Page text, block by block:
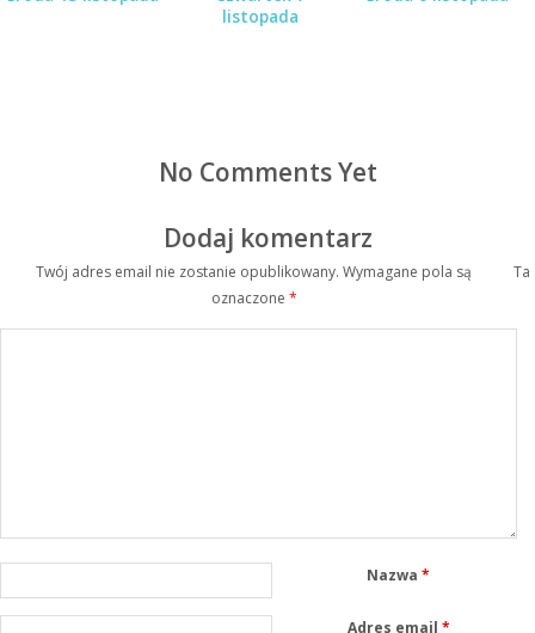
listopada
No Comments Yet
Dodaj komentarz
Twój adres email nie zostanie opublikowany. Wymagane pola są
oznaczone *
Nazwa*
Adres email *
Ta